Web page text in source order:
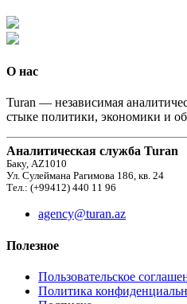
О нас
Turan — независимая
стыке политики, экономики и
Аналитическая служба Turan
Баку, AZ1010
Ул. Сулеймана Рагимова 186, кв. 24
Тел.: (+99412) 440 11 96
agency@turan.az
Полезное
Пользовательское
Политика